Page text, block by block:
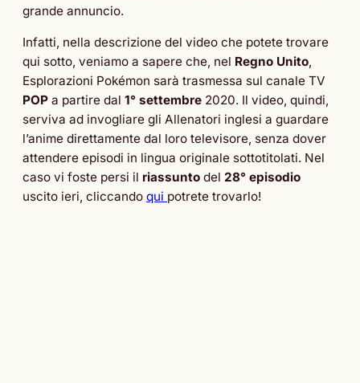
grande annuncio.
Infatti, nella descrizione del video che potete trovare
qui sotto, veniamo a sapere che, nel Regno Unito,
Esplorazioni Pokémon sarà trasmessa sul canale TV
POP a partire dal 1° settembre 2020. Il video, quindi,
serviva ad invogliare gli Allenatori inglesi a guardare
l’anime direttamente dal loro televisore, senza dover
attendere episodi in lingua originale sottotitolati. Nel
caso vi foste persi il riassunto del 28° episodio
uscito ieri, cliccando qui potrete trovarlo!